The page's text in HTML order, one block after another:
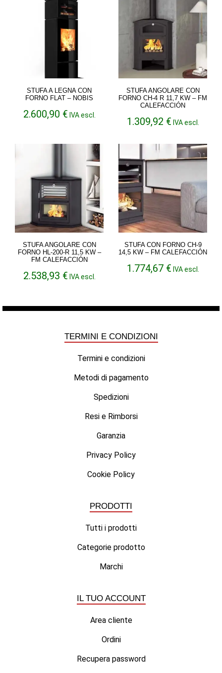
STUFA A LEGNA CON
FORNO FLAT – NOBIS
2.600,90 € IVA escl.
STUFA ANGOLARE CON
FORNO CH-4 R 11,7 KW – FM
CALEFACCIÓN
1.309,92 € IVA escl.
STUFA ANGOLARE CON
FORNO HL-200-R 11,5 KW –
FM CALEFACCIÓN
2.538,93 € IVA escl.
STUFA CON FORNO CH-9
14,5 KW – FM CALEFACCIÓN
1.774,67 € IVA escl.
TERMINI E CONDIZIONI
Termini e condizioni
Metodi di pagamento
Spedizioni
Resi e Rimborsi
Garanzia
Privacy Policy
Cookie Policy
PRODOTTI
Tutti i prodotti
Categorie prodotto
Marchi
IL TUO ACCOUNT
Area cliente
Ordini
Recupera password